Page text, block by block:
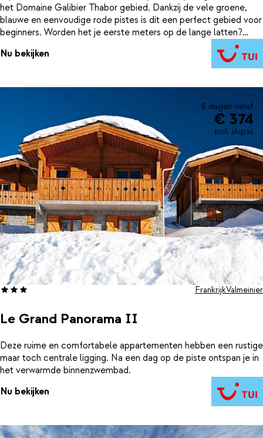
het Domaine Galibier Thabor gebied. Dankzij de vele groene,
blauwe en eenvoudige rode pistes is dit een perfect gebied voor
beginners. Worden het je eerste meters op de lange latten?
Neem dan lessen bij de skischool in de buurt van Les Hauts De
Valmeinier. Na een avontuurlijke dag in de sneeuw geniet je van
Nu bekijken
8 dagen vanaf
€ 374
incl. skipas
Le Grand Panorama II
FrankrijkValmeinier
Deze ruime en comfortabele appartementen hebben een rustige
maar toch centrale ligging. Na een dag op de piste ontspan je in
het verwarmde binnenzwembad.
Nu bekijken